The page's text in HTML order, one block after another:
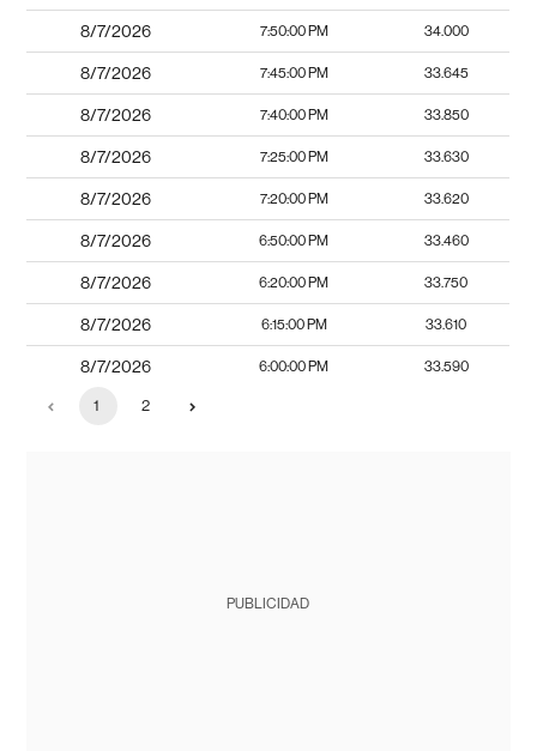
8/7/2026 7:50:00 PM 34.000
8/7/2026 7:45:00 PM 33.645
8/7/2026 7:40:00 PM 33.850
8/7/2026 7:25:00 PM 33.630
8/7/2026 7:20:00 PM 33.620
8/7/2026 6:50:00 PM 33.460
8/7/2026 6:20:00 PM 33.750
8/7/2026 6:15:00 PM 33.610
8/7/2026 6:00:00 PM 33.590
1 2
PUBLICIDAD